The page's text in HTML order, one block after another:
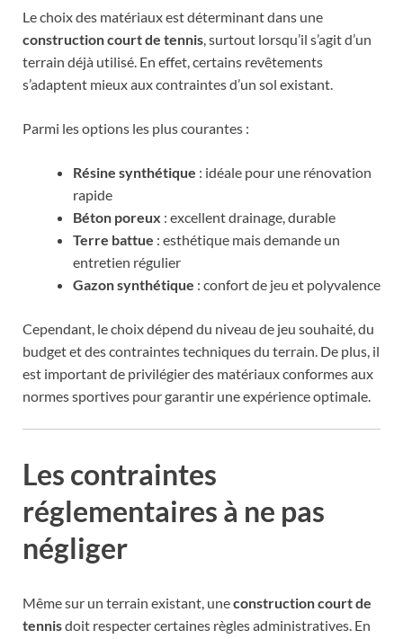
Le choix des matériaux est déterminant dans une
construction court de tennis, surtout lorsqu’il s’agit d’un
terrain déjà utilisé. En effet, certains revêtements
s’adaptent mieux aux contraintes d’un sol existant.
Parmi les options les plus courantes :
Résine synthétique : idéale pour une rénovation
rapide
Béton poreux : excellent drainage, durable
Terre battue : esthétique mais demande un
entretien régulier
Gazon synthétique : confort de jeu et polyvalence
Cependant, le choix dépend du niveau de jeu souhaité, du
budget et des contraintes techniques du terrain. De plus, il
est important de privilégier des matériaux conformes aux
normes sportives pour garantir une expérience optimale.
Les contraintes
réglementaires à ne pas
négliger
Même sur un terrain existant, uneconstruction court de
tennisdoit respecter certaines règles administratives. En